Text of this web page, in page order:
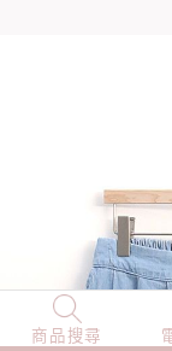
商品搜尋
NEW